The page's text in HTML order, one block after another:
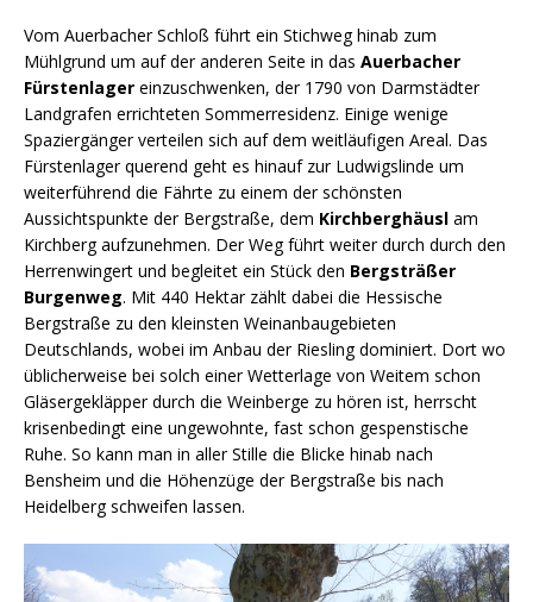
Vom Auerbacher Schloß führt ein Stichweg hinab zum
Mühlgrund um auf der anderen Seite in das Auerbacher
Fürstenlager einzuschwenken, der 1790 von Darmstädter
Landgrafen errichteten Sommerresidenz. Einige wenige
Spaziergänger verteilen sich auf dem weitläufigen Areal. Das
Fürstenlager querend geht es hinauf zur Ludwigslinde um
weiterführend die Fährte zu einem der schönsten
Aussichtspunkte der Bergstraße, dem Kirchberghäusl am
Kirchberg aufzunehmen. Der Weg führt weiter durch durch den
Herrenwingert und begleitet ein Stück den Bergsträßer
Burgenweg. Mit 440 Hektar zählt dabei die Hessische
Bergstraße zu den kleinsten Weinanbaugebieten
Deutschlands, wobei im Anbau der Riesling dominiert. Dort wo
üblicherweise bei solch einer Wetterlage von Weitem schon
Gläsergekläpper durch die Weinberge zu hören ist, herrscht
krisenbedingt eine ungewohnte, fast schon gespenstische
Ruhe. So kann man in aller Stille die Blicke hinab nach
Bensheim und die Höhenzüge der Bergstraße bis nach
Heidelberg schweifen lassen.